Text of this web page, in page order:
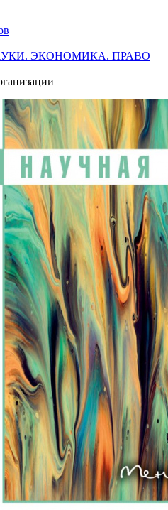
ЭКОНОМИКА. ПРАВО